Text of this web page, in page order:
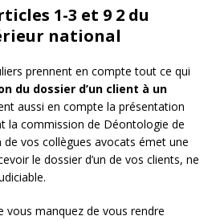
1-3 et 9 2 du
national
prennent en compte tout ce qui
du dossier d’un client à un
aussi en compte la présentation
la commission de Déontologie de
de vos collègues avocats émet une
le dossier d’un de vos clients, ne
vous manquez de vous rendre